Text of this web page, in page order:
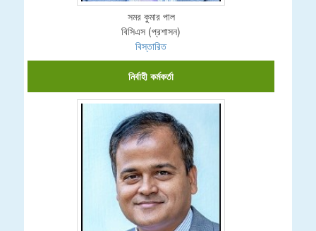
সমর কুমার পাল
বিসিএস (প্রশাসন)
বিস্তারিত
নির্বাহী কর্মকর্তা